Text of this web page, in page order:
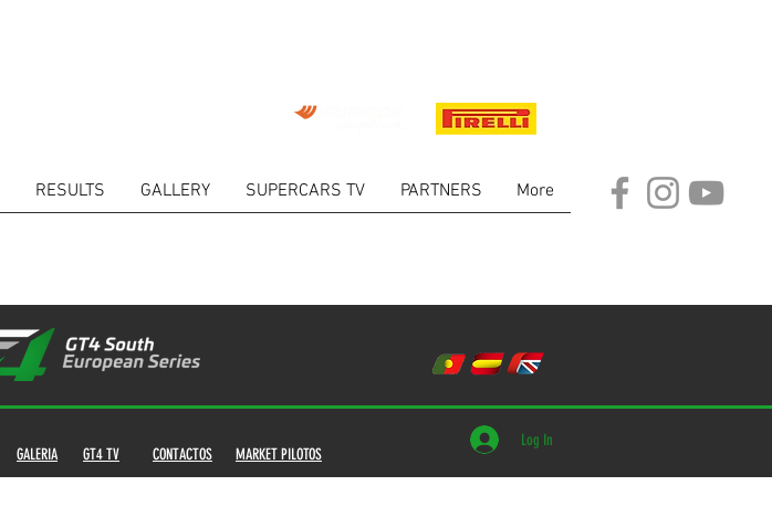
RESULTS GALLERY SUPERCARS TV PARTNERS More
GALERIA GT4 TV MARKET PILOTOS
CONTACTOS
Log In